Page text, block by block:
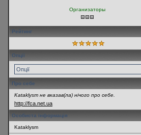
Организаторы
Рейтинг
Опції
Опції
Про себе
Kataklysm не вказав(ла) нічого про себе.
http://fca.net.ua
Особиста інформація
Kataklysm